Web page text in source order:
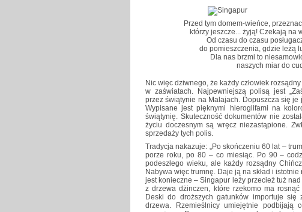
Przed tym domem-wieńce,
którzy jeszcze... żyją! Czekają na
Od czasu do czasu
do pomieszczenia, gdzie leżą
Dla nas brzmi to
naszych miar do
Nic więc dziwnego, że każdy człowiek
w zaświatach. Najpewniejszą polisą jest
przez świątynie na Malajach. Dopuszcza się
Wypisane jest pięknymi hieroglifami na
świątynię. Skuteczność dokumentów nie
życiu doczesnym są wręcz niezastąpione.
sprzedaży tych polis.
Tradycja nakazuje: „Po skończeniu 60 lat –
porze roku, po 80 – co miesiąc. Po 90 –
podeszłego wieku, ale każdy rozsądny
Nabywa więc trumnę. Daje ją na skład i
jest konieczne – Singapur leży przecież tuż
z drzewa dżinczen, które rzekomo ma
Deski do droższych gatunków importuje
drzewa. Rzemieślnicy umiejętnie podbijają